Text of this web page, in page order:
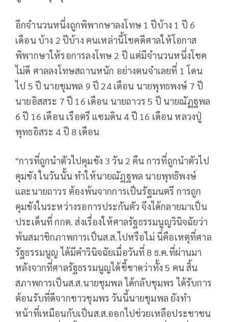
อีกจำนวนหนึ่งถูกพิพากษาลงโทษ 1 ปีบ้าง 1 ปี 6
เดือน บ้าง 2 ปีบ้าง คนเหล่านี้โชคดีศาลให้โอกาส
พิพากษาให้รอการลงโทษ 2 ปี แต่มีจำนวนหนึ่งโชค
ไม่ดี ศาลลงโทษสถานหนัก อย่างตนจำเลยที่ 1 โดน
ไป 5 ปี นายชุมพล 9 ปี 24 เดือน นายพุทธพงษ์ 7 ปี
นายอิสสระ 7 ปี 16 เดือน นายถาวร 5 ปี นายณัฏฐพล
6 ปี 16 เดือน เรือตรี แซมดิน 4 ปี 16 เดือน หลวงปู่
พุทธอิสระ 4 ปี 8 เดือน
"การที่ถูกนำตัวไปคุมขัง 3 วัน 2 คืน การที่ถูกนำตัวไป
คุมขัง ในวันนั้น ทำให้นายณัฎฐพล นายพุทธิพงษ์
และนายถาวร ต้องพ้นจากการเป็นรัฐมนตรี การถูก
คุมขังในระหว่างรอการประกันตัว จึงได้กลายมาเป็น
ประเด็นที่ กกต. ส่งเรื่องให้ศาลรัฐธรรมนูญวินิจฉัยว่า
พ้นสมาชิกภาพการเป็นส.ส.ไปหรือไม่ นี่คือเหตุที่ศาล
รัฐธรรมนูญ ได้มีคำวินิจฉัยเมื่อวันที่ 8 ธ.ค.ที่ผ่านมา
หลังจากที่ศาลรัฐธรรมนูญได้ชี้ขาดว่าทั้ง 5 คน สิ้น
สภาพการเป็นส.ส.นายชุมพล ได้กลับชุมพร ได้รับการ
ต้อนรับที่ดีจากชาวชุมพร วันนี้นายชุมพล ยังทำ
หน้าที่เหมือนกับเป็นส.ส.ออกไปช่วยเหลือประชาชน